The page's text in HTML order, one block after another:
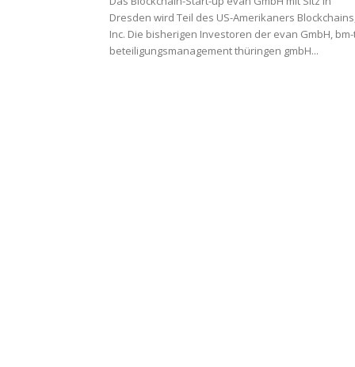
Dresden wird Teil des US-Amerikaners
Inc. Die bisherigen Investoren der evan GmbH,
beteiligungsmanagement thüringen gmbH...